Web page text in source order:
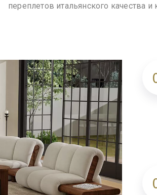
переплетов итальянского качества и